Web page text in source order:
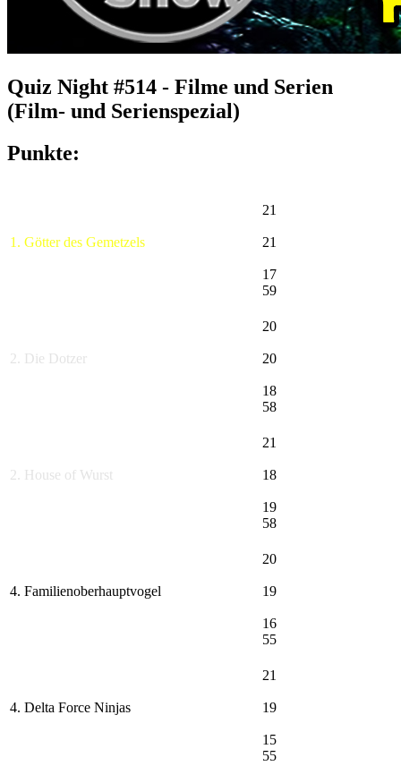
Quiz Night #514 - Filme und Serien
(Film- und Serienspezial)
Punkte:
1. Götter des Gemetzels
21
21
17
59
2. Die Dotzer
20
20
18
58
2. House of Wurst
21
18
19
58
4. Familienoberhauptvogel
20
19
16
55
4. Delta Force Ninjas
21
19
15
55